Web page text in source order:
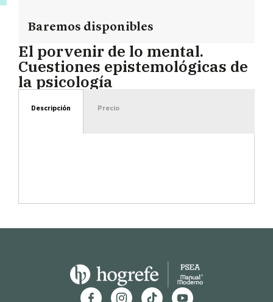
Baremos disponibles
El porvenir de lo mental.
Cuestiones epistemológicas de
la psicología
Descripción Precio